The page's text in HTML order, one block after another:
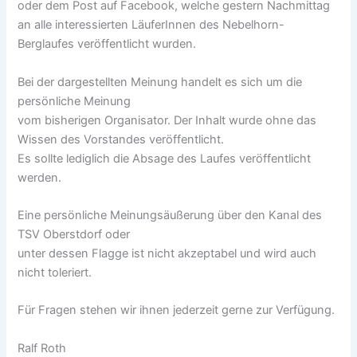
oder dem Post auf Facebook, welche gestern Nachmittag
an alle interessierten LäuferInnen des Nebelhorn-
Berglaufes veröffentlicht wurden.
Bei der dargestellten Meinung handelt es sich um die
persönliche Meinung
vom bisherigen Organisator. Der Inhalt wurde ohne das
Wissen des Vorstandes veröffentlicht.
Es sollte lediglich die Absage des Laufes veröffentlicht
werden.
Eine persönliche Meinungsäußerung über den Kanal des
TSV Oberstdorf oder
unter dessen Flagge ist nicht akzeptabel und wird auch
nicht toleriert.
Für Fragen stehen wir ihnen jederzeit gerne zur Verfügung.
Ralf Roth